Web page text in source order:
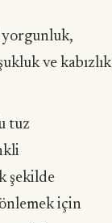
ve kabızlık
tuz
şekilde
için